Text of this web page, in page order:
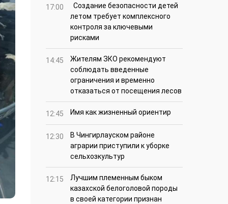
17:00
Создание безопасности детей
летом требует комплексного
контроля за ключевыми
рисками
14:45
Жителям ЗКО рекомендуют
соблюдать введенные
ограничения и временно
отказаться от посещения лесов
12:45 Имя как жизненный ориентир
12:30
В Чингирлауском районе
аграрии приступили к уборке
сельхозкультур
12:15
Лучшим племенным быком
казахской белоголовой породы
в своей категории признан